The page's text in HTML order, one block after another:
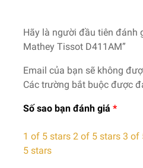
Hãy là người đầu tiên đánh
Mathey Tissot D411AM”
Email của bạn sẽ không
Các trường bắt buộc được
Số sao bạn đánh giá *
1 of 5 stars 2 of 5 stars 3 of
5 stars